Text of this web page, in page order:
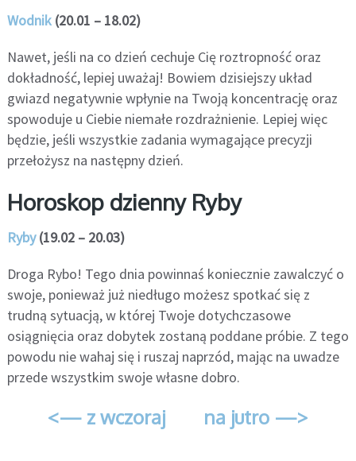
Wodnik(20.01 – 18.02)
Nawet, jeśli na co dzień cechuje Cię roztropność oraz
dokładność, lepiej uważaj! Bowiem dzisiejszy układ
gwiazd negatywnie wpłynie na Twoją koncentrację oraz
spowoduje u Ciebie niemałe rozdrażnienie. Lepiej więc
będzie, jeśli wszystkie zadania wymagające precyzji
przełożysz na następny dzień.
Horoskop dzienny Ryby
Ryby(19.02 – 20.03)
Droga Rybo! Tego dnia powinnaś koniecznie zawalczyć o
swoje, ponieważ już niedługo możesz spotkać się z
trudną sytuacją, w której Twoje dotychczasowe
osiągnięcia oraz dobytek zostaną poddane próbie. Z tego
powodu nie wahaj się i ruszaj naprzód, mając na uwadze
przede wszystkim swoje własne dobro.
<— z wczoraj na jutro —>